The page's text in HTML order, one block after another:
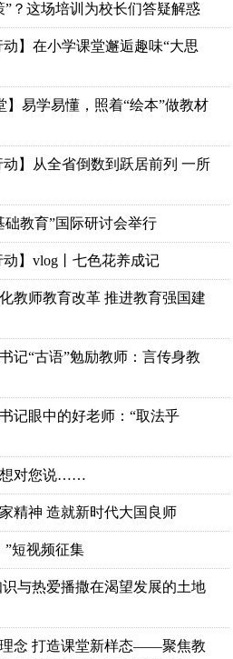
？这场培训为校长们答疑解惑
动】在小学课堂邂逅趣味“大思
】易学易懂，照着“绘本”做教材
动】从全省倒数到跃居前列 一所
教育”国际研讨会举行
动】vlog丨七色花养成记
教师教育改革 推进教育强国建
记“古语”勉励教师：言传身教
记眼中的好老师：“取法乎
想对您说……
精神 造就新时代大国良师
”短视频征集
与热爱播撒在渴望发展的土地
理念 打造课堂新样态——聚焦教